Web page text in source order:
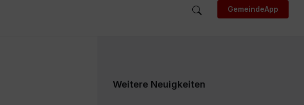
GemeindeApp
Weitere Neuigkeiten